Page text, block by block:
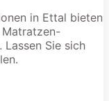
in Ettal bieten
Sie sich